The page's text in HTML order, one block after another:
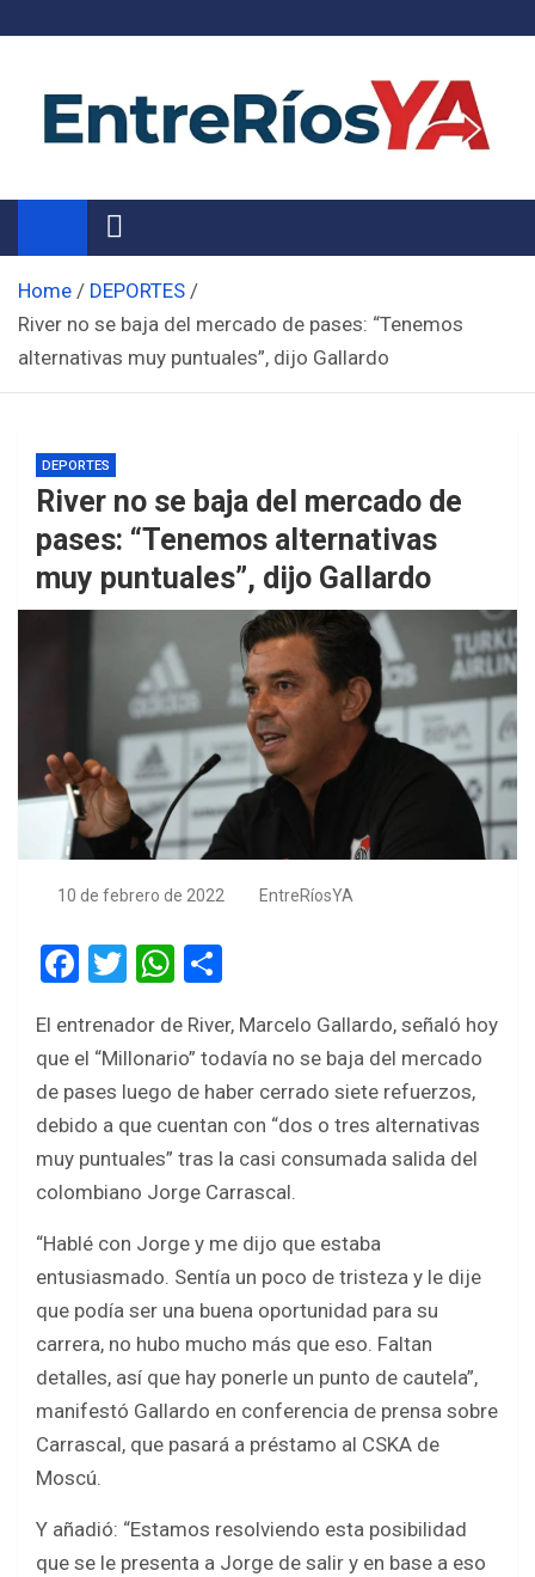
Noticias de Entre Ríos
Información de toda la provincia ahora
Home
DEPORTES
River no se baja del mercado de pases: “Tenemos
alternativas muy puntuales”, dijo Gallardo
DEPORTES
River no se baja del mercado de
pases: “Tenemos alternativas
muy puntuales”, dijo Gallardo
10 de febrero de 2022 EntreRíosYA
F
ce
b
o
o
k
T
tt
er
W
at
s
A
p
p
ar
e
El entrenador de River, Marcelo Gallardo, señaló hoy
que el “Millonario” todavía no se baja del mercado
de pases luego de haber cerrado siete refuerzos,
debido a que cuentan con “dos o tres alternativas
muy puntuales” tras la casi consumada salida del
colombiano Jorge Carrascal.
“Hablé con Jorge y me dijo que estaba
entusiasmado. Sentía un poco de tristeza y le dije
que podía ser una buena oportunidad para su
carrera, no hubo mucho más que eso. Faltan
detalles, así que hay ponerle un punto de cautela”,
manifestó Gallardo en conferencia de prensa sobre
Carrascal, que pasará a préstamo al CSKA de
Moscú.
Y añadió: “Estamos resolviendo esta posibilidad
que se le presenta a Jorge de salir y en base a eso